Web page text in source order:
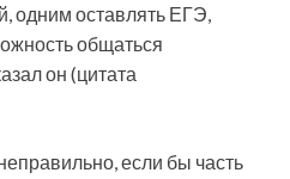
одним оставлять ЕГЭ,
общаться
он (цитата
если бы часть